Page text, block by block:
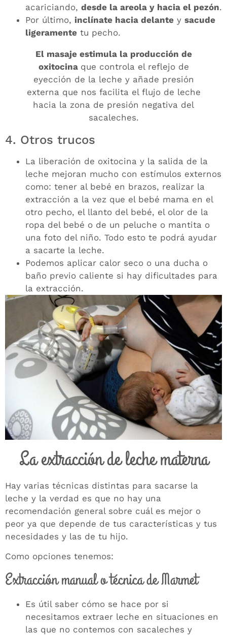
acariciando, desde la areola y hacia el pezón.
Por último, inclínate hacia delante y sacude
ligeramente tu pecho.
El masaje estimula la producción de
oxitocina que controla el reflejo de
eyección de la leche y añade presión
externa que nos facilita el flujo de leche
hacia la zona de presión negativa del
sacaleches.
4. Otros trucos
La liberación de oxitocina y la salida de la
leche mejoran mucho con estímulos externos
como: tener al bebé en brazos, realizar la
extracción a la vez que el bebé mama en el
otro pecho, el llanto del bebé, el olor de la
ropa del bebé o de un peluche o mantita o
una foto del niño. Todo esto te podrá ayudar
a sacarte la leche.
Podemos aplicar calor seco o una ducha o
baño previo caliente si hay dificultades para
la extracción.
La extracción de leche materna
Hay varias técnicas distintas para sacarse la
leche y la verdad es que no hay una
recomendación general sobre cuál es mejor o
peor ya que depende de tus características y tus
necesidades y las de tu hijo.
Como opciones tenemos:
Extracción manual o técnica de Marmet
Es útil saber cómo se hace por si
necesitamos extraer leche en situaciones en
las que no contemos con sacaleches y